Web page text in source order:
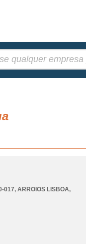
017, ARROIOS LISBOA,